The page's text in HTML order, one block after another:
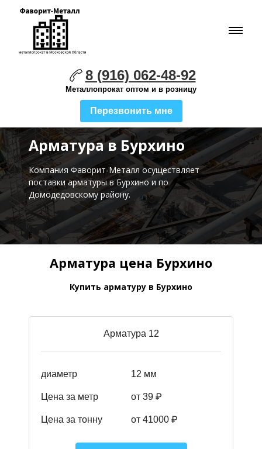
8 (916) 062-48-92
Металлопрокат оптом и в розницу
Перезвонить мне
Арматура в Бурхино
Компания Фаворит-Металл осуществляет
поставкиарматуры в Бурхино и по
Домодедовскому району.
Арматура цена Бурхино
Купить арматуру в Бурхино
Арматура 12
диаметр 12 мм
Цена за метр от 39 ₽
Цена за тонну от 41000 ₽